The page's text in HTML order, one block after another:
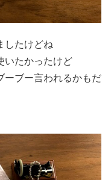
したけどね
いたかったけど
ーブー言われるかもだ